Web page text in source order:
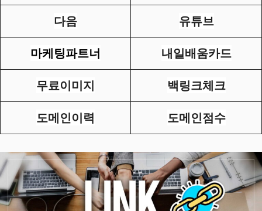
다음 유튜브
마케팅파트너 내일배움카드
무료이미지 백링크체크
도메인이력 도메인점수